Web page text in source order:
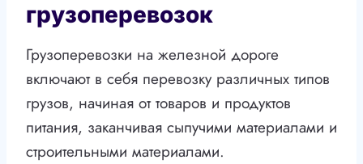
грузоперевозок
Грузоперевозки на железной дороге
включают в себя перевозку различных типов
грузов, начиная от товаров и продуктов
питания, заканчивая сыпучими материалами и
строительными материалами.